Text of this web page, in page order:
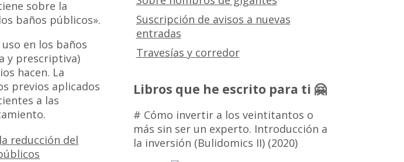
sobre la
baños públicos».
en los baños
y prescriptiva)
hacen. La
previos aplicados
a las
reducción del
Suscripción de avisos a nuevas
entradas
Travesías y corredor
Libros que he escrito para ti 🤗
# Cómo invertir a los veintitantos o
más sin ser un experto. Introducción a
la inversión (Bulidomics II) (2020)